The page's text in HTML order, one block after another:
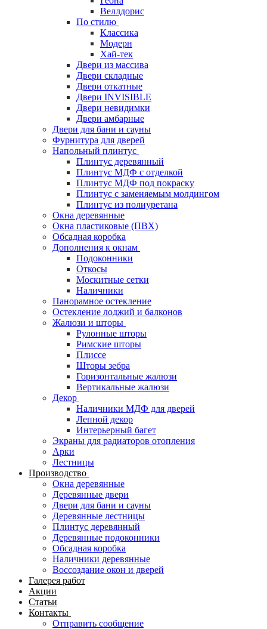
Веллдорис
По стилю
Классика
Модерн
Хай-тек
Двери из массива
Двери складные
Двери откатные
Двери INVISIBLE
Двери невидимки
Двери амбарные
Двери для бани и сауны
Фурнитура для дверей
Напольный плинтус
Плинтус деревянный
Плинтус МДФ с отделкой
Плинтус МДФ под покраску
Плинтус с заменяемым молдингом
Плинтус из полиуретана
Окна деревянные
Окна пластиковые (ПВХ)
Обсадная коробка
Дополнения к окнам
Подоконники
Откосы
Москитные сетки
Наличники
Панорамное остекление
Остекление лоджий и балконов
Жалюзи и шторы
Рулонные шторы
Римские шторы
Плиссе
Шторы зебра
Горизонтальные жалюзи
Вертикальные жалюзи
Декор
Наличники МДФ для дверей
Лепной декор
Интерьерный багет
Экраны для радиаторов отопления
Арки
Лестницы
Производство
Окна деревянные
Деревянные двери
Двери для бани и сауны
Деревянные лестницы
Плинтус деревянный
Деревянные подоконники
Обсадная коробка
Наличники деревянные
Воссоздание окон и дверей
Галерея работ
Акции
Статьи
Контакты
Отправить сообщение